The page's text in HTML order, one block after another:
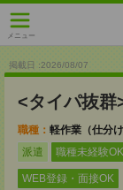
メニュー
掲載日 :2026/08/07
<タイパ抜群
職種： 軽作業（仕分
派遣
職種未経験OK
WEB登録・面接OK